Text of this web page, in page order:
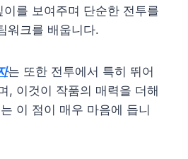
를 보여주며 단순한 전투를
워크를 배웁니다.
는 또한 전투에서 특히 뛰어
, 이것이 작품의 매력을 더해
이 점이 매우 마음에 듭니